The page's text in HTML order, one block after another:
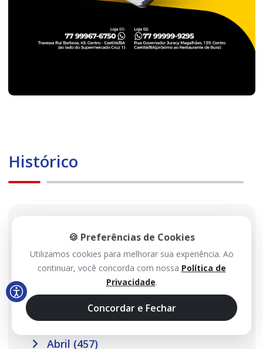
Histórico
Agosto (113)
Maio (517)
Abril (457)
🍪 Preferências de Cookies
Utilizamos cookies para melhorar sua experiência. Ao
continuar, você concorda com nossa Política de
Privacidade.
Concordar e Fechar